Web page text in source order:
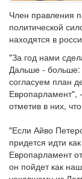
Член правления
политической
находятся в
"За год нами
Дальше - больше:
согласуем план
Европарламент",
отметив в них,
"Если Айво
придется идти
Европарламент
он пойдет как